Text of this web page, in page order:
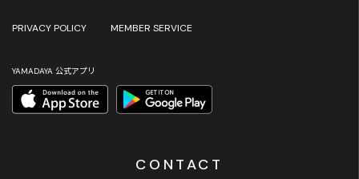
PRIVACY POLICY MEMBER SERVICE
YAMADAYA 公式アプリ
CONTACT